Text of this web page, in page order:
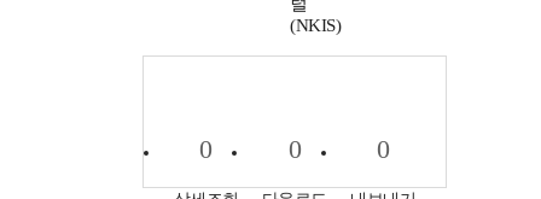
털
(NKIS)
0 0 0